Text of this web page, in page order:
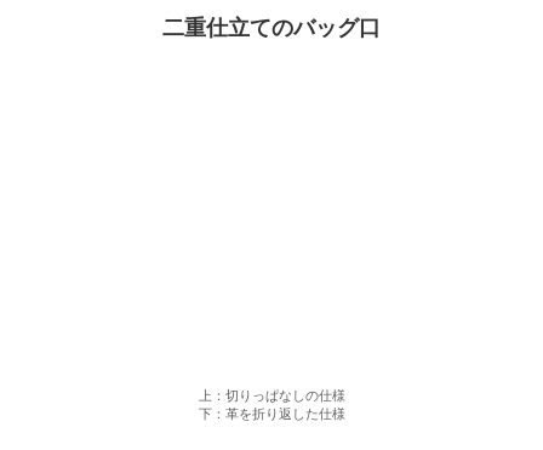
二重仕立てのバッグ口
上：切りっぱなしの仕様
下：革を折り返した仕様